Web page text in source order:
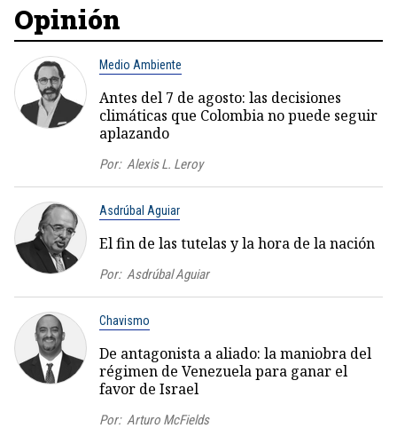
Opinión
Medio Ambiente
Antes del 7 de agosto: las decisiones
climáticas que Colombia no puede seguir
aplazando
Por: Alexis L. Leroy
Asdrúbal Aguiar
El fin de las tutelas y la hora de la nación
Por: Asdrúbal Aguiar
Chavismo
De antagonista a aliado: la maniobra del
régimen de Venezuela para ganar el
favor de Israel
Por: Arturo McFields